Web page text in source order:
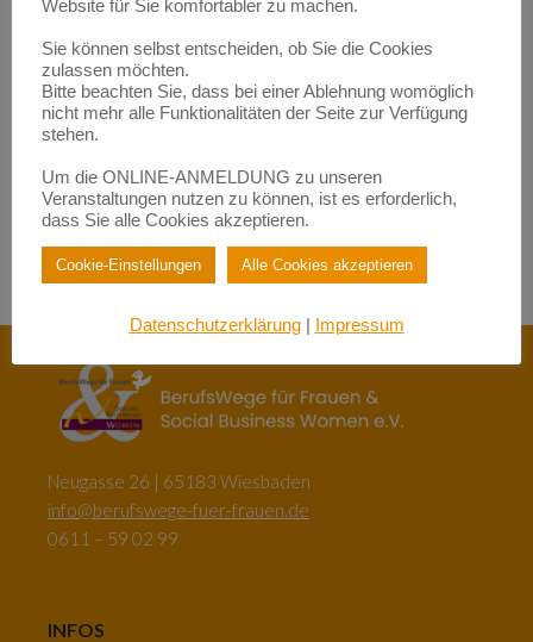
werden | BerufsWege für Frauen e.V.
Fundraisende – die „Eier-legenden Woll-Milch-Säue“
Empowerment durch Mentoring: Wie Migrantinnen gestärkt
werden | BerufsWege für Frauen e.V.
zuFemale Empowerment im Main Kinzig Kreis
Be happy – so werden Sie glücklich im Beruf!| BerufsWege für
zuEigenlob stimmt!
Be happy – so werden Sie glücklich im Beruf!| BerufsWege für
Frauen e.V.
Neugasse 26 | 65183 Wiesbaden
info@berufswege-fuer-frauen.de
0611 – 59 02 99
INFOS
Website für Sie komfortabler zu machen.
Sie können selbst entscheiden, ob Sie die Cookies
zulassen möchten.
Bitte beachten Sie, dass bei einer Ablehnung womöglich
nicht mehr alle Funktionalitäten der Seite zur Verfügung
stehen.
Um die ONLINE-ANMELDUNG zu unseren
Veranstaltungen nutzen zu können, ist es erforderlich,
dass Sie alle Cookies akzeptieren.
Cookie-Einstellungen Alle Cookies akzeptieren
Datenschutzerklärung| Impressum